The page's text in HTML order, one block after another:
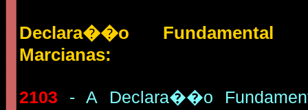
Declara��o
Marcianas:
2103 - A Declara��o